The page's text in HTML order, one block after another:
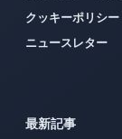
クッキーポリシー
ニュースレター
最新記事